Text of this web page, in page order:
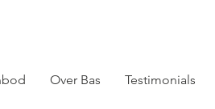
Over Bas Testimonials